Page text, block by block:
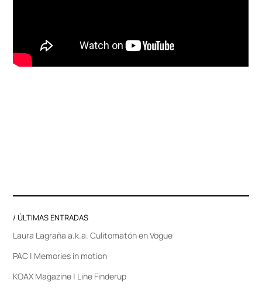
/ ÚLTIMAS ENTRADAS
Laura Lagraña a.k.a. Culitomatón en Vogue
PAC | Memories in motion
KOAX Magazine | Line Finderup